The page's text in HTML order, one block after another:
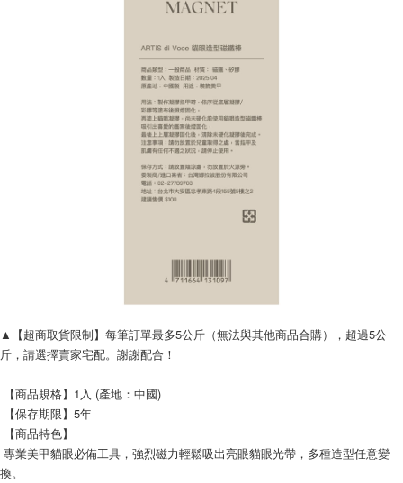
▲【超商取貨限制】每筆訂單最多5公斤（無法與其他商品合購），超過5公
斤，請選擇賣家宅配。謝謝配合！
【商品規格】1入 (產地：中國)
【保存期限】5年
【商品特色】
換。